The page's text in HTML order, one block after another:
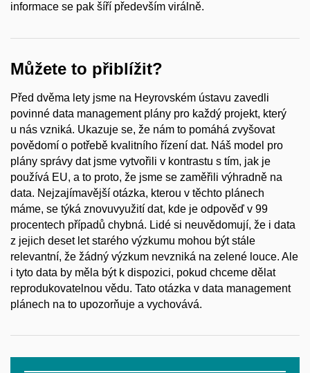
informace se pak šíří především virálně.
Můžete to přiblížit?
Před dvěma lety jsme na Heyrovském ústavu zavedli
povinné data management plány pro každý projekt, který
u nás vzniká. Ukazuje se, že nám to pomáhá zvyšovat
povědomí o potřebě kvalitního řízení dat. Náš model pro
plány správy dat jsme vytvořili v kontrastu s tím, jak je
používá EU, a to proto, že jsme se zaměřili výhradně na
data. Nejzajímavější otázka, kterou v těchto plánech
máme, se týká znovuvyužití dat, kde je odpověď v 99
procentech případů chybná. Lidé si neuvědomují, že i data
z jejich deset let starého výzkumu mohou být stále
relevantní, že žádný výzkum nevzniká na zelené louce. Ale
i tyto data by měla být k dispozici, pokud chceme dělat
reprodukovatelnou vědu. Tato otázka v data management
plánech na to upozorňuje a vychovává.